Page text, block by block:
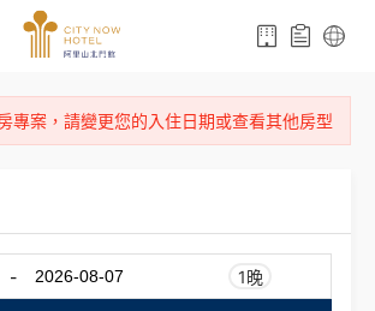
專案，請變更您的入住日期或查看其他房型
- 1晚